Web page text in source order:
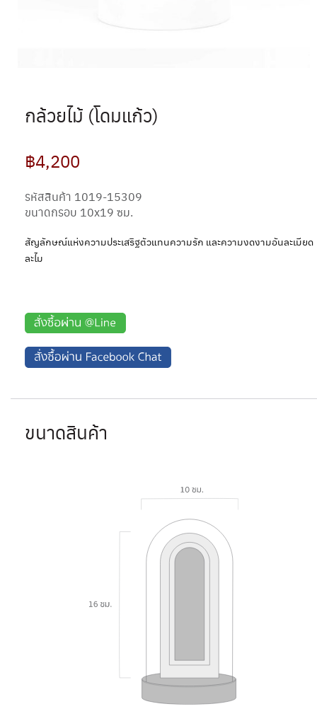
กล้วยไม้ (โดมแก้ว)
฿4,200
รหัสสินค้า 1019-15309
ขนาดกรอบ 10x19 ซม.
สัญลักษณ์แห่งความประเสริฐตัวแทนความรัก และความงดงามอันละเมียด
ละไม
ขนาดสินค้า